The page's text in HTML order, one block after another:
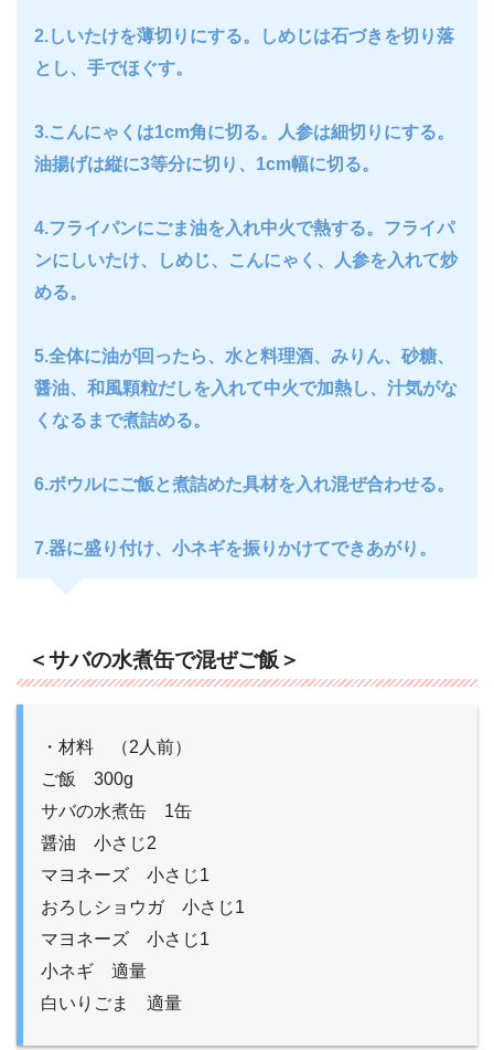
2.しいたけを薄切りにする。しめじは石づきを切り落
とし、手でほぐす。
3.こんにゃくは1cm角に切る。人参は細切りにする。
油揚げは縦に3等分に切り、1cm幅に切る。
4.フライパンにごま油を入れ中火で熱する。フライパ
ンにしいたけ、しめじ、こんにゃく、人参を入れて炒
める。
5.全体に油が回ったら、水と料理酒、みりん、砂糖、
醤油、和風顆粒だしを入れて中火で加熱し、汁気がな
くなるまで煮詰める。
6.ボウルにご飯と煮詰めた具材を入れ混ぜ合わせる。
7.器に盛り付け、小ネギを振りかけてできあがり。
＜サバの水煮缶で混ぜご飯＞
・材料 （2人前）
ご飯 300g
サバの水煮缶 1缶
醤油 小さじ2
マヨネーズ 小さじ1
おろしショウガ 小さじ1
マヨネーズ 小さじ1
小ネギ 適量
白いりごま 適量